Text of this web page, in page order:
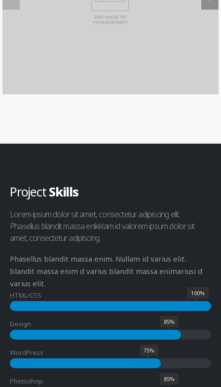
ProjectSkills
Lorem ipsum dolor sit amet, consectetur adipiscing elit.
Phasellus blandit massa enikklam id valorem ipsum dolor sit
amet, consectetur adipiscing.
Phasellus blandit massa enim. Nullam id varius elit.
blandit massa enim d varius blandit massa enimariusi d
varius elit.
HTML/CSS 100%
Design 85%
WordPress 75%
Photoshop 85%